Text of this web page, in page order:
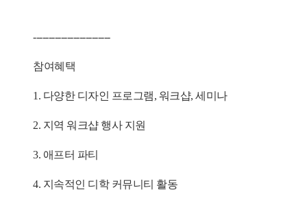
-------------------------
참여혜택
1. 다양한 디자인 프로그램, 워크샵, 세미나
2. 지역 워크샵 행사 지원
3. 애프터 파티
4. 지속적인 디학 커뮤니티 활동